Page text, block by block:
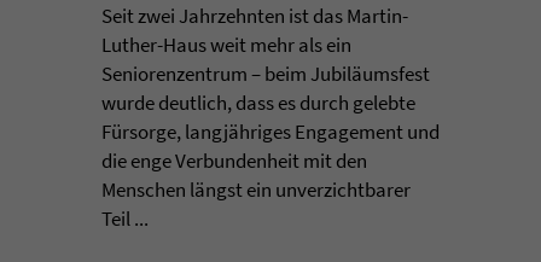
Seit zwei Jahrzehnten ist das Martin-
Luther-Haus weit mehr als ein
Seniorenzentrum – beim Jubiläumsfest
wurde deutlich, dass es durch gelebte
Fürsorge, langjähriges Engagement und
die enge Verbundenheit mit den
Menschen längst ein unverzichtbarer
Teil ...